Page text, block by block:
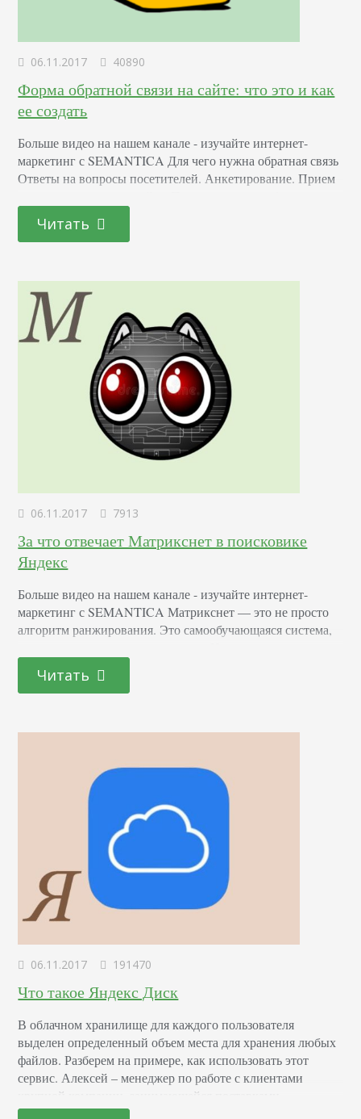
06.11.2017 40890
Форма обратной связи на сайте: что это и как
ее создать
Больше видео на нашем канале - изучайте интернет-
маркетинг с SEMANTICA Для чего нужна обратная связь
Ответы на вопросы посетителей. Анкетирование. Прием
звонки. Два вида коммуникации с посетителем Отправка
на email. После заполнения предложенных полей форма
электронными письмами или выходом в офф-лайн
(телефон…
Читать
06.11.2017 7913
За что отвечает Матрикснет в поисковике
Яндекс
Больше видео на нашем канале - изучайте интернет-
маркетинг с SEMANTICA Матрикснет — это не просто
алгоритм ранжирования. Это самообучающаяся система,
например, поведенческие факторы — система это
учитывает, принимает к сведению и корректирует методы
просматривает и оценивает веб-ресурсы.…
Читать
06.11.2017 191470
Что такое Яндекс Диск
В облачном хранилище для каждого пользователя
выделен определенный объем места для хранения любых
файлов. Разберем на примере, как использовать этот
сервис. Алексей – менеджер по работе с клиентами
крупной компании, занимающейся поставками
электрического оборудования. В его обязанностях – поиск